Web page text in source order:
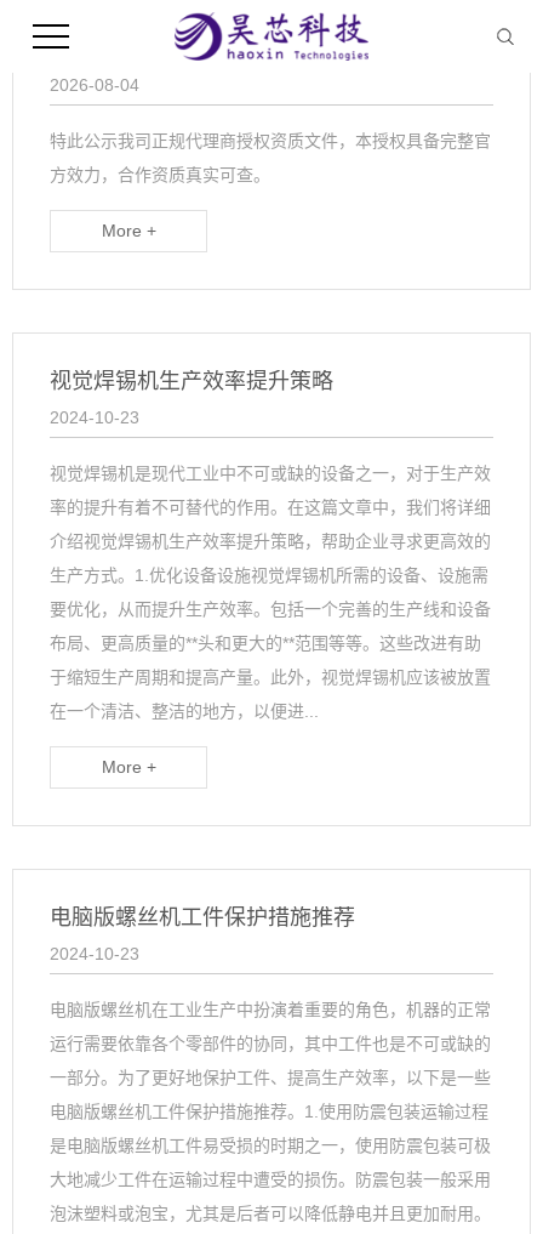
官方正规授权认证公示
2026-08-04
特此公示我司正规代理商授权资质文件，本授权具备完整官
方效力，合作资质真实可查。
More +
视觉焊锡机生产效率提升策略
2024-10-23
视觉焊锡机是现代工业中不可或缺的设备之一，对于生产效
率的提升有着不可替代的作用。在这篇文章中，我们将详细
介绍视觉焊锡机生产效率提升策略，帮助企业寻求更高效的
生产方式。1.优化设备设施视觉焊锡机所需的设备、设施需
要优化，从而提升生产效率。包括一个完善的生产线和设备
布局、更高质量的**头和更大的**范围等等。这些改进有助
于缩短生产周期和提高产量。此外，视觉焊锡机应该被放置
在一个清洁、整洁的地方，以便进...
More +
电脑版螺丝机工件保护措施推荐
2024-10-23
电脑版螺丝机在工业生产中扮演着重要的角色，机器的正常
运行需要依靠各个零部件的协同，其中工件也是不可或缺的
一部分。为了更好地保护工件、提高生产效率，以下是一些
电脑版螺丝机工件保护措施推荐。1.使用防震包装运输过程
是电脑版螺丝机工件易受损的时期之一，使用防震包装可极
大地减少工件在运输过程中遭受的损伤。防震包装一般采用
泡沫塑料或泡宝，尤其是后者可以降低静电并且更加耐用。